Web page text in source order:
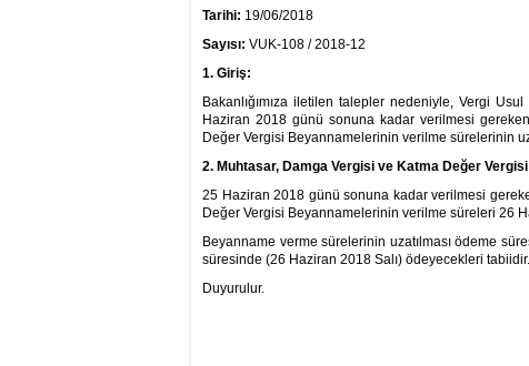
Tarihi: 19/06/2018
Sayısı: VUK-108 / 2018-12
1. Giriş:
Bakanlığımıza iletilen talepler nedeniyle, Vergi
Haziran 2018 günü sonuna kadar verilmesi
Değer Vergisi Beyannamelerinin verilme sürelerinin
2. Muhtasar, Damga Vergisi ve Katma Değer
25 Haziran 2018 günü sonuna kadar verilmesi
Değer Vergisi Beyannamelerinin verilme süreleri 26
Beyanname verme sürelerinin uzatılması ödeme
süresinde (26 Haziran 2018 Salı) ödeyecekleri tabiidir.
Duyurulur.